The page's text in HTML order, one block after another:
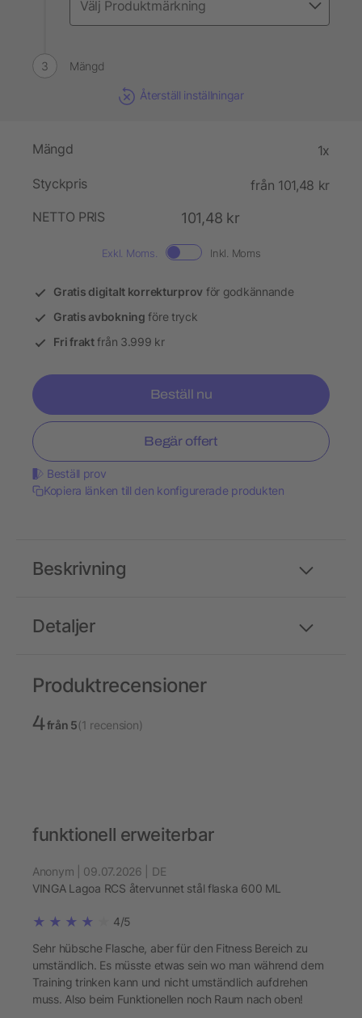
Mängd
Återställ inställningar
Mängd 1x
Styckpris
från 101,48 kr
NETTO PRIS
101,48 kr
Exkl. Moms. Inkl. Moms
Gratis digitalt korrekturprov för godkännande
Gratis avbokning före tryck
Fri fraktfrån 3.999 kr
Beställ nu
Begär offert
Beställ prov
Kopiera länken till den konfigurerade produkten
Detaljer
Beskrivning
Produktrecensioner
4från 5(1 recension)
funktionell erweiterbar
Anonym | 09.07.2026 | DE
VINGA Lagoa RCS återvunnet stål flaska 600 ML
4/5
Sehr hübsche Flasche, aber für den Fitness Bereich zu
umständlich. Es müsste etwas sein wo man während dem
Training trinken kann und nicht umständlich aufdrehen
muss. Also beim Funktionellen noch Raum nach oben!